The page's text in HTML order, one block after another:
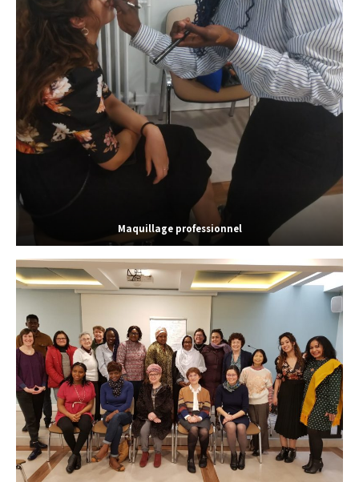
Maquillage professionnel